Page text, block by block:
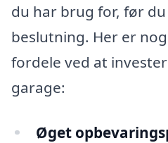
du har brug for, før
beslutning. Her er
fordele ved at
garage:
Øget